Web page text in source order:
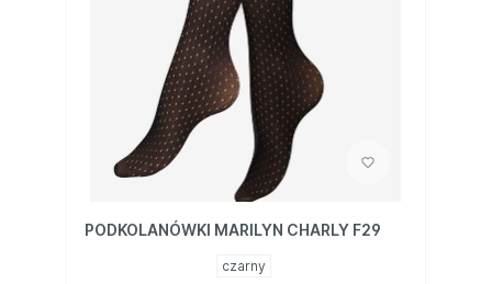
PODKOLANÓWKI MARILYN CHARLY F29
czarny